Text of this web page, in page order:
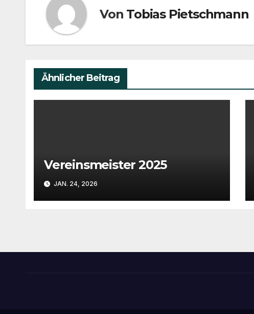
Von Tobias Pietschmann
Ähnlicher Beitrag
Vereinsmeister 2025
JAN. 24, 2026